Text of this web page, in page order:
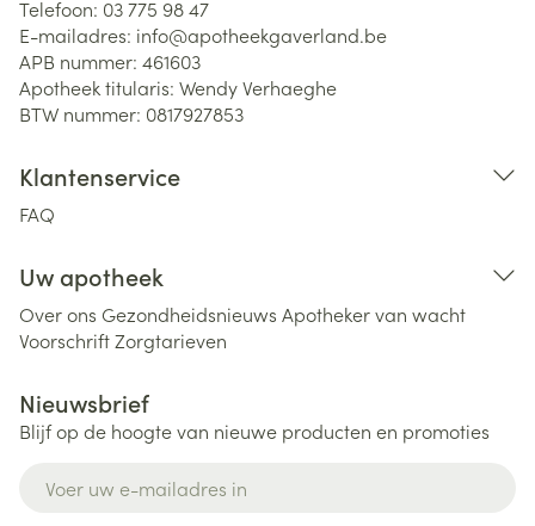
Telefoon: 03 775 98 47
E-mailadres: info@apotheekgaverland.be
APB nummer: 461603
Apotheek titularis: Wendy Verhaeghe
BTW nummer: 0817927853
Klantenservice
FAQ
Uw apotheek
Over ons Gezondheidsnieuws Apotheker van wacht
VoorschriftZorgtarieven
Nieuwsbrief
Blijf op de hoogte van nieuwe producten en promoties